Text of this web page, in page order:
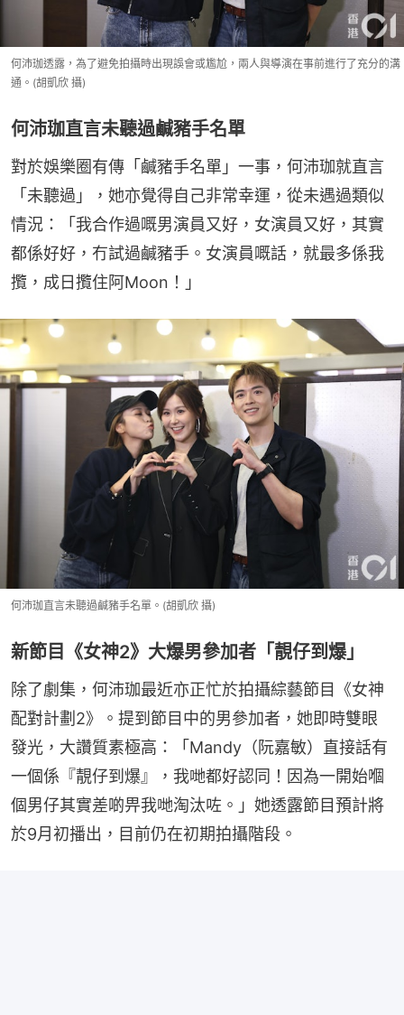
何沛珈透露，為了避免拍攝時出現誤會或尷尬，兩人與導演在事前進行了充分的溝
通。(胡凱欣 攝)
何沛珈直言未聽過鹹豬手名單
對於娛樂圈有傳「鹹豬手名單」一事，何沛珈就直言
「未聽過」，她亦覺得自己非常幸運，從未遇過類似
情況：「我合作過嘅男演員又好，女演員又好，其實
都係好好，冇試過鹹豬手。女演員嘅話，就最多係我
攬，成日攬住阿Moon！」
何沛珈直言未聽過鹹豬手名單。(胡凱欣 攝)
新節目《女神2》大爆男參加者「靚仔到爆」
除了劇集，何沛珈最近亦正忙於拍攝綜藝節目《女神
配對計劃2》。提到節目中的男參加者，她即時雙眼
發光，大讚質素極高：「Mandy（阮嘉敏）直接話有
一個係『靚仔到爆』，我哋都好認同！因為一開始嗰
個男仔其實差啲畀我哋淘汰咗。」她透露節目預計將
於9月初播出，目前仍在初期拍攝階段。